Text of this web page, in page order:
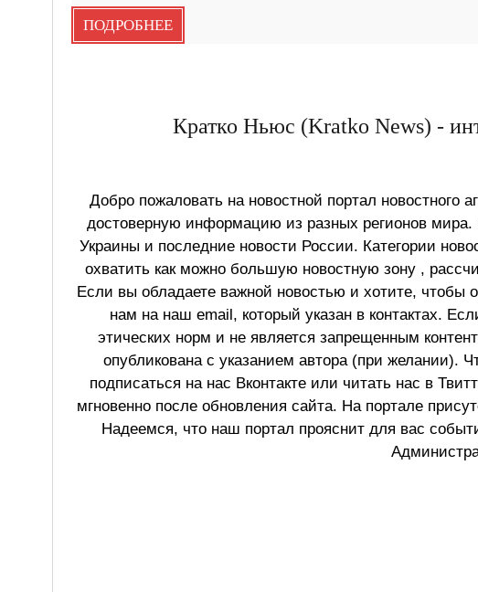
ПОДРОБНЕЕ
Кратко Ньюс (Kratko News) -
Добро пожаловать на новостной портал новостного
достоверную информацию из разных регионов
Украины и последние новости России. Категории
охватить как можно большую новостную зону ,
Если вы обладаете важной новостью и хотите, чтобы
нам на наш email, который указан в контактах.
этических норм и не является запрещенным
опубликована с указанием автора (при желании).
подписаться на нас Вконтакте или читать нас в
мгновенно после обновления сайта. На портале
Надеемся, что наш портал прояснит для вас